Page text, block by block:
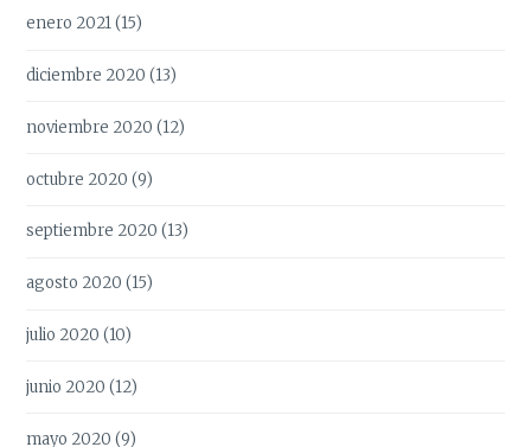
enero 2021(15)
diciembre 2020 (13)
noviembre 2020 (12)
octubre 2020 (9)
septiembre 2020 (13)
agosto 2020 (15)
julio 2020 (10)
junio 2020 (12)
mayo 2020 (9)